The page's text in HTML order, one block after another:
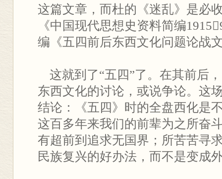
这篇文章，而杜的《迷乱》是必
《中国现代思想史资料简编
编《五四前后东西文化问题论战
这就到了“五四”了。在其前后
东西文化的讨论，或说争论。这
结论：《五四》时的全盘西化是
这百多年来我们的前辈为之所奋
有超前到追求无国界；所苦苦寻
民族复兴的好办法，而不是变成